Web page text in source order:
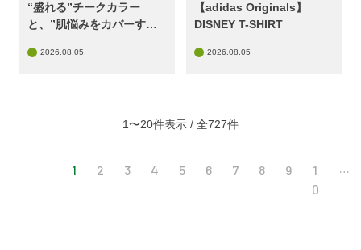
“盛れる”チークカラー
と、”肌悩みをカバーす
JINS「美容系レンズ™」に
2026.08.05
【adidas Originals】
DISNEY T-SHIRT
2026.08.05
1〜20件表示 / 全727件
1 2 3 4 5 6 7 8 9
1
0
…